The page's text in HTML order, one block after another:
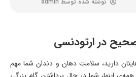
در ارتودنسی
دارید، سلامت دهان و دندان شما مهم